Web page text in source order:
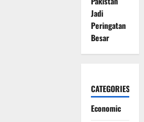
Jadi
Peringatan
Besar
CATEGORIES
Economic